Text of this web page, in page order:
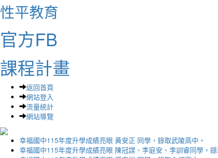
性平教育
官方FB
課程計畫
返回首頁
網站登入
流量統計
網站導覽
幸福國中115年度升學成績亮眼 黃安正 同學，錄取武陵高中。
幸福國中115年度升學成績亮眼 陳冠謀、李庭安、李訓睿同學，